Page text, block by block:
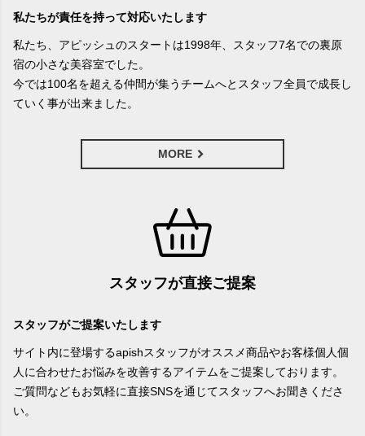
私たちが責任を持って対応いたします
私たち、アピッシュのスタートは1998年、スタッフ7名での裏原
宿の小さな美容室でした。
今では100名を超える仲間が集うチームへとスタッフ全員で成長し
ていく事が出来ました。
MORE
スタッフが直接ご提案
スタッフがご提案いたします
サイト内に登場するapishスタッフがオススメ商品やお客様個人個
人に合わせたお悩みを改善するアイテムをご提案しております。
ご質問などもお気軽に直接SNSを通じてスタッフへお聞きくださ
い。